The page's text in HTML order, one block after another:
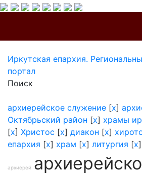
Иркутская епархия.
портал
Поиск
архиерейское служение [x]
Октябрьский район [x] храмы
[x] Христос [x] диакон [x]
епархия [x] храм [x] литургия [x]
архиерей